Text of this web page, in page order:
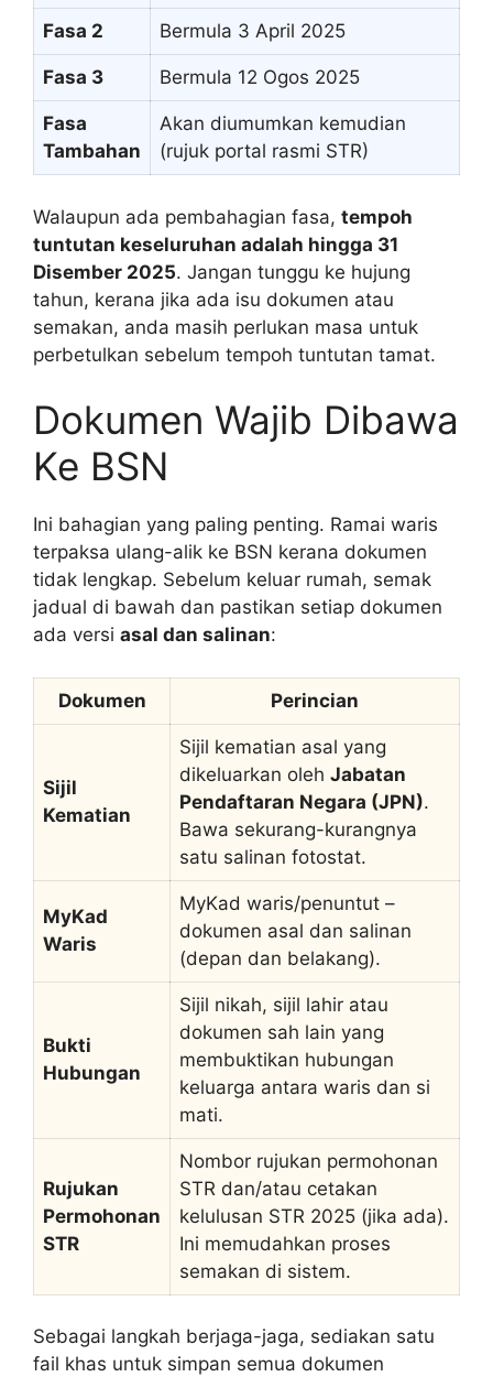
Fasa 2 Bermula 3 April 2025
Fasa 3 Bermula 12 Ogos 2025
Fasa
Tambahan
Akan diumumkan kemudian
(rujuk portal rasmi STR)
Walaupun ada pembahagian fasa, tempoh
tuntutan keseluruhan adalah hingga 31
Disember 2025. Jangan tunggu ke hujung
tahun, kerana jika ada isu dokumen atau
semakan, anda masih perlukan masa untuk
perbetulkan sebelum tempoh tuntutan tamat.
Dokumen Wajib Dibawa
Ke BSN
Ini bahagian yang paling penting. Ramai waris
terpaksa ulang-alik ke BSN kerana dokumen
tidak lengkap. Sebelum keluar rumah, semak
jadual di bawah dan pastikan setiap dokumen
ada versi asal dan salinan:
Dokumen Perincian
Sijil
Kematian
Sijil kematian asal yang
dikeluarkan oleh Jabatan
Pendaftaran Negara (JPN).
Bawa sekurang-kurangnya
satu salinan fotostat.
MyKad
Waris
MyKad waris/penuntut –
dokumen asal dan salinan
(depan dan belakang).
Bukti
Hubungan
Sijil nikah, sijil lahir atau
dokumen sah lain yang
membuktikan hubungan
keluarga antara waris dan si
mati.
Rujukan
Permohonan
STR
Nombor rujukan permohonan
STR dan/atau cetakan
kelulusan STR 2025 (jika ada).
Ini memudahkan proses
semakan di sistem.
Sebagai langkah berjaga-jaga, sediakan satu
fail khas untuk simpan semua dokumen